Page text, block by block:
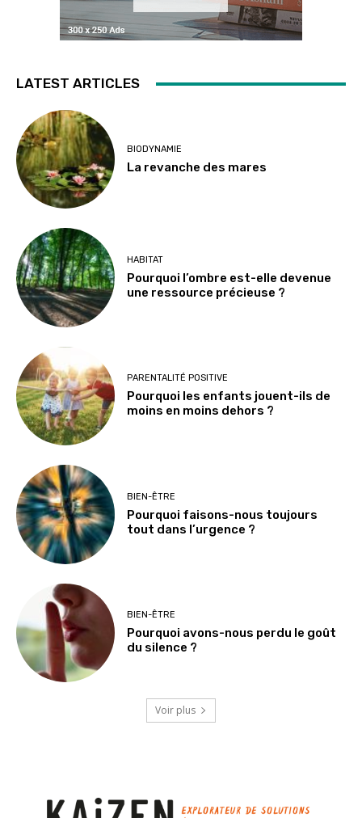
LATEST ARTICLES
BIODYNAMIE
La revanche des mares
HABITAT
Pourquoi l’ombre est-elle devenue
une ressource précieuse ?
PARENTALITÉ POSITIVE
Pourquoi les enfants jouent-ils de
moins en moins dehors ?
BIEN-ÊTRE
Pourquoi faisons-nous toujours
tout dans l’urgence ?
BIEN-ÊTRE
Pourquoi avons-nous perdu le goût
du silence ?
Voir plus